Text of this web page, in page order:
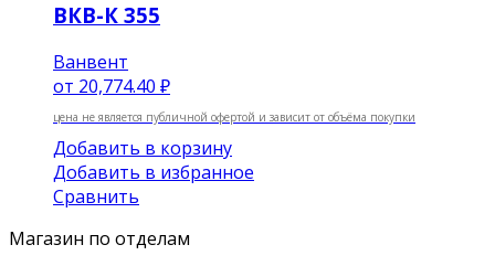
ВКВ-К 355
Ванвент
от 20,774.40 ₽
цена не является публичной офертой и зависит от объёма покупки
Добавить в корзину
Добавить в избранное
Сравнить
Магазин по отделам